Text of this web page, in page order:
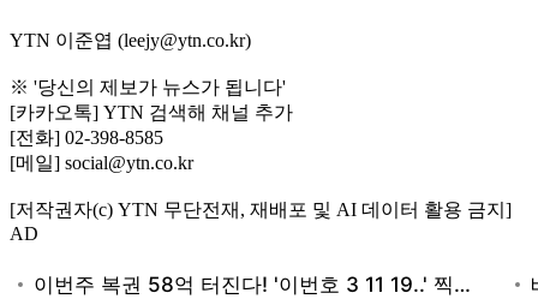
YTN 이준엽 (leejy@ytn.co.kr)
※ '당신의 제보가 뉴스가 됩니다'
[카카오톡] YTN 검색해 채널 추가
[전화] 02-398-8585
[메일] social@ytn.co.kr
[저작권자(c) YTN 무단전재, 재배포 및 AI 데이터 활용 금지]
AD